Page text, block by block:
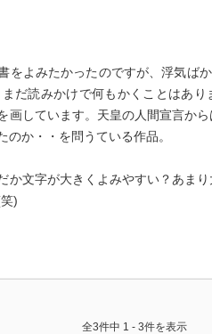
をよみたかったのですが、浮気ば
だ読みかけで何もかくことはあり
画しています。天皇の人間宣言か
のか・・を問うている作品。
か文字が大きくよみやすい？あま
)
全3件中 1 - 3件を表示